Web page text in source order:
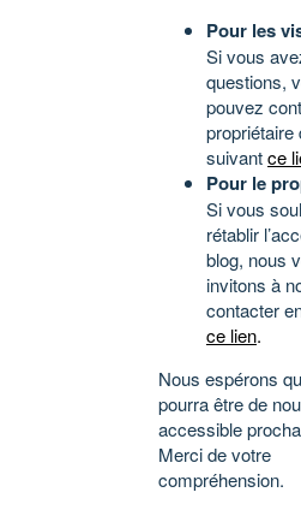
Pour les
Si vous
questions,
pouvez
propriétaire
suivantce
Pour le
Si vous
rétablir
blog, nous
invitons à
contacter
ce lien.
Nous espérons
pourra être de
accessible
Merci de votre
compréhension.